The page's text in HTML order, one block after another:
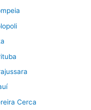
Cerca